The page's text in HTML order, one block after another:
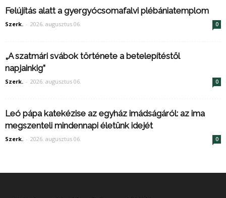
Felújítás alatt a gyergyócsomafalvi plébániatemplom
Szerk. - 2026. augusztus 06. 0
„A szatmári svábok története a betelepítéstől
napjainkig”
Szerk. - 2026. augusztus 06. 0
Leó pápa katekézise az egyház imádságáról: az ima
megszenteli mindennapi életünk idejét
Szerk. - 2026. augusztus 06. 0